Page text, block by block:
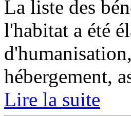
La liste des
l'habitat a été
hébergement,
Lire la suite